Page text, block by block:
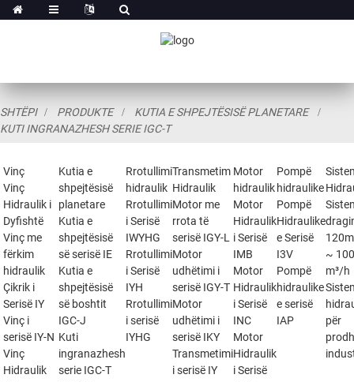
SHTËPI PRODUKTE
KUTIA E SHPEJTËSISË PLANETARE
KUTI INGRANAZHESH SERIE IGC-T
Vinç
Vinç
Hidraulik i
Dyfishtë
Vinç me
fërkim
hidraulik
Çikrik i
Serisë IY
Vinç i
serisë IY-N
Vinç
Hidraulik
Kutia e
shpejtësisë
planetare
Kutia e
shpejtësisë
së serisë IE
Kutia e
shpejtësisë
së boshtit
IGC-J
Kuti
ingranazhesh
serie IGC-T
Rrotullimi
hidraulik
Rrotullimi
i Serisë
IWYHG
Rrotullimi
i Serisë
IYH
Rrotullimi
i serisë
IYHG
Transmetim
Hidraulik
Motor me
rrota të
serisë IGY-L
Motor
udhëtimi i
serisë IGY-T
Motor
udhëtimi i
serisë IKY
Transmetimi
i serisë IY
Motor
hidraulik
Motor
Hidraulik
i Serisë
IMB
Motor
Hidraulik
i Serisë
INC
Motor
Hidraulik
i Serisë
Pompë
hidraulike
Pompë
Hidraulike
e Serisë
I3V
Pompë
hidraulike
e serisë
IAP
~
m³/h
për